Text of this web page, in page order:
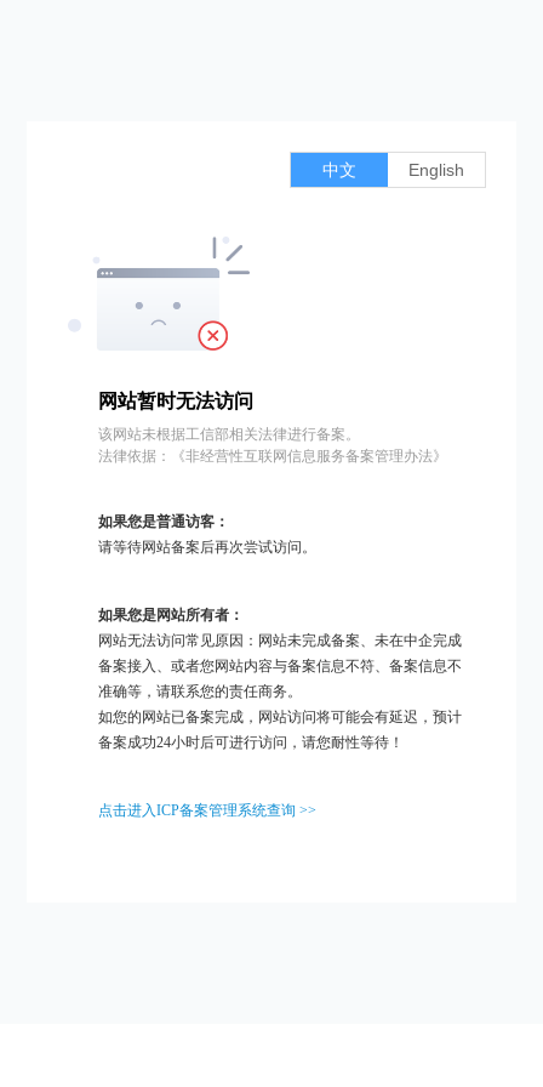
中文 English
网站暂时无法访问
该网站未根据工信部相关法律进行备案。
法律依据：《非经营性互联网信息服务备案管理办法》
如果您是普通访客：
请等待网站备案后再次尝试访问。
如果您是网站所有者：
网站无法访问常见原因：网站未完成备案、未在中企完成
备案接入、或者您网站内容与备案信息不符、备案信息不
准确等，请联系您的责任商务。
如您的网站已备案完成，网站访问将可能会有延迟，预计
备案成功24小时后可进行访问，请您耐性等待！
点击进入ICP备案管理系统查询 >>